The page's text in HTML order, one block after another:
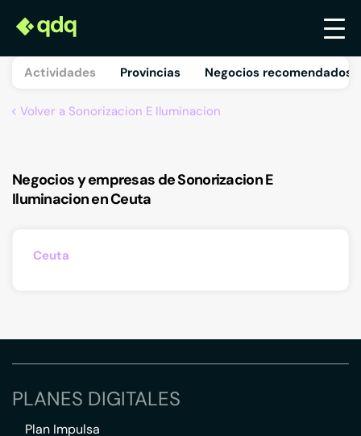
Actividades Provincias Negocios recomendados
Volver a Sonorizacion E Iluminacion
Negocios y empresas de Sonorizacion E
Iluminacion en Ceuta
Ceuta
PLANES DIGITALES
Plan Impulsa